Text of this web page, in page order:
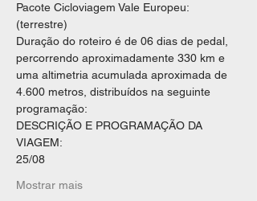
Pacote Cicloviagem Vale Europeu:
(terrestre)
Duração do roteiro é de 06 dias de pedal,
percorrendo aproximadamente 330 km e
uma altimetria acumulada aproximada de
4.600 metros, distribuídos na seguinte
programação:
DESCRIÇÃO E PROGRAMAÇÃO DA
VIAGEM:
25/08
Mostrar mais